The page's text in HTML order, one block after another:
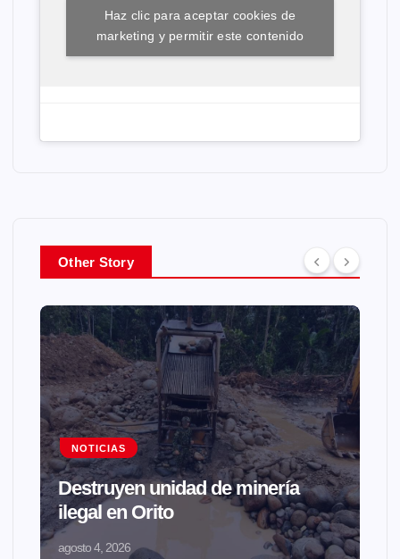
Haz clic para aceptar cookies de
marketing y permitir este contenido
Other Story
NOTICIAS
Destruyen unidad de minería
ilegal en Orito
agosto 4, 2026